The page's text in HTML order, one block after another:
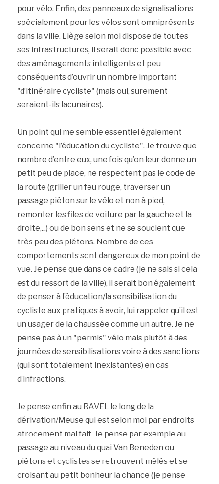
pour vélo. Enfin, des panneaux de signalisations
spécialement pour les vélos sont omniprésents
dans la ville. Liège selon moi dispose de toutes
ses infrastructures, il serait donc possible avec
des aménagements intelligents et peu
conséquents d’ouvrir un nombre important
"d’itinéraire cycliste" (mais oui, surement
seraient-ils lacunaires).
Un point qui me semble essentiel également
concerne "l’éducation du cycliste". Je trouve que
nombre d’entre eux, une fois qu’on leur donne un
petit peu de place, ne respectent pas le code de
la route (griller un feu rouge, traverser un
passage piéton sur le vélo et non à pied,
remonter les files de voiture par la gauche et la
droite,...) ou de bon sens et ne se soucient que
très peu des piétons. Nombre de ces
comportements sont dangereux de mon point de
vue. Je pense que dans ce cadre (je ne sais si cela
est du ressort de la ville), il serait bon également
de penser à l’éducation/la sensibilisation du
cycliste aux pratiques à avoir, lui rappeler qu’il est
un usager de la chaussée comme un autre. Je ne
pense pas à un "permis" vélo mais plutôt à des
journées de sensibilisations voire à des sanctions
(qui sont totalement inexistantes) en cas
d’infractions.
Je pense enfin au RAVEL le long de la
dérivation/Meuse qui est selon moi par endroits
atrocement mal fait. Je pense par exemple au
passage au niveau du quai Van Beneden ou
piétons et cyclistes se retrouvent mèlés et se
croisant au petit bonheur la chance (je pense